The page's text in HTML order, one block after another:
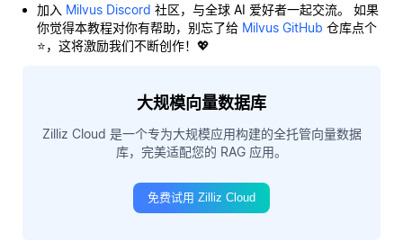
加入 Milvus Discord 社区，与全球 AI 爱好者一起交流。 如果
你觉得本教程对你有帮助，别忘了给 Milvus GitHub 仓库点个
⭐，这将激励我们不断创作！💖
大规模向量数据库
Zilliz Cloud 是一个专为大规模应用构建的全托管向量数据
库，完美适配您的 RAG 应用。
免费试用 Zilliz Cloud